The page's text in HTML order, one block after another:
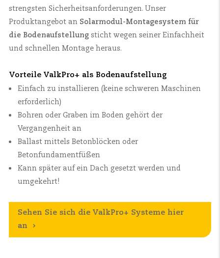
strengsten Sicherheitsanforderungen. Unser
Produktangebot an Solarmodul-Montagesystem für
die Bodenaufstellung sticht wegen seiner Einfachheit
und schnellen Montage heraus.
Vorteile ValkPro+ als Bodenaufstellung
Einfach zu installieren (keine schweren Maschinen
erforderlich)
Bohren oder Graben im Boden gehört der
Vergangenheit an
Ballast mittels Betonblöcken oder
Betonfundamentfüßen
Kann später auf ein Dach gesetzt werden und
umgekehrt!
Sehen Sie sich die ValkPro+ Systeme hier
an